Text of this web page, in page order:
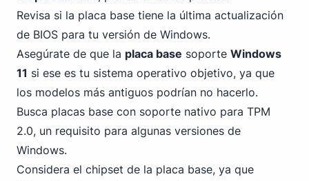
Revisa si la placa base tiene la última actualización
de BIOS para tu versión de Windows.
Asegúrate de que la placa base soporte Windows
11 si ese es tu sistema operativo objetivo, ya que
los modelos más antiguos podrían no hacerlo.
Busca placas base con soporte nativo para TPM
2.0, un requisito para algunas versiones de
Windows.
Considera el chipset de la placa base, ya que